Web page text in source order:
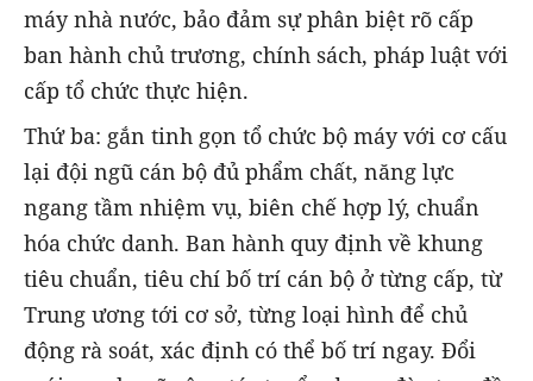
máy nhà nước, bảo đảm sự phân biệt rõ cấp
ban hành chủ trương, chính sách, pháp luật với
cấp tổ chức thực hiện.
Thứ ba: gắn tinh gọn tổ chức bộ máy với cơ cấu
lại đội ngũ cán bộ đủ phẩm chất, năng lực
ngang tầm nhiệm vụ, biên chế hợp lý, chuẩn
hóa chức danh. Ban hành quy định về khung
tiêu chuẩn, tiêu chí bố trí cán bộ ở từng cấp, từ
Trung ương tới cơ sở, từng loại hình để chủ
động rà soát, xác định có thể bố trí ngay. Đổi